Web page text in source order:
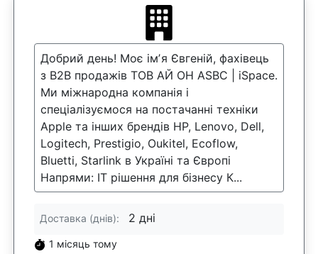
Добрий день! Моє імʼя Євгеній, фахівець
з В2В продажів ТОВ АЙ ОН ASBC | iSpace.
Ми міжнародна компанія і
спеціалізуємося на постачанні техніки
Apple та інших брендів HP, Lenovo, Dell,
Logitech, Prestigio, Oukitel, Ecoflow,
Bluetti, Starlink в Україні та Європі
Напрями: ІТ рішення для бізнесу К...
Доставка (днів): 2 дні
1 місяць тому